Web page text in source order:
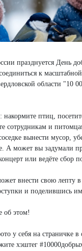
празднуется День
к
области "10
накормите птиц,
сотрудникам и
вынести мусор,
А может вы задумали
или ведёте сбор
внести свою лепту
и поделившись
об этом!
у себя на страничке в
хэштег